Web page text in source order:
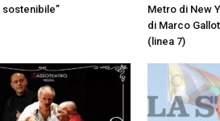
sostenibile”
Metro di New
di Marco
(linea 7)